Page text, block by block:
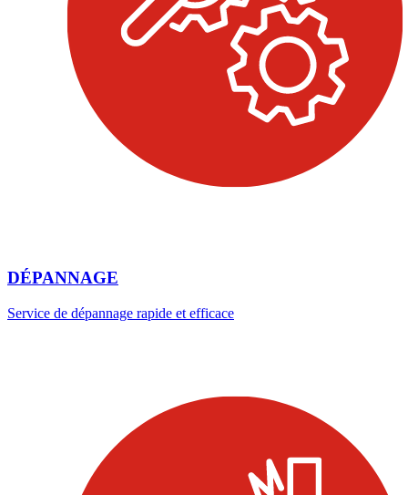
DÉPANNAGE
Service de dépannage rapide et efficace